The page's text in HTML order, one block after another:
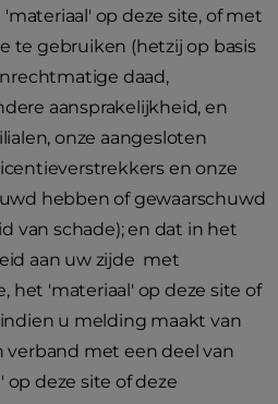
op deze site, of met
te gebruiken (hetzij op basis
daad,
aansprakelijkheid, en
onze aangesloten
en onze
hebben of gewaarschuwd
van schade); en dat in het
aan uw zijde met
het 'materiaal' op deze site of
u melding maakt van
verband met een deel van
op deze site of deze